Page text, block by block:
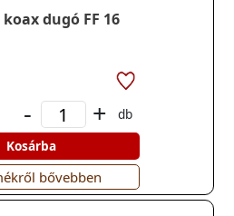
koax dugó FF 16
- +
db
Kosárba
bővebben